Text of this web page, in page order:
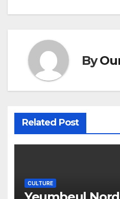
By
Related Post
CULTURE